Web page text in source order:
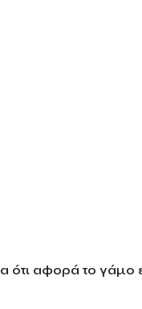
αφορά το γάμο